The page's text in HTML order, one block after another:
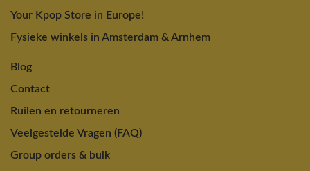
Your Kpop Store in Europe!
Fysieke winkels in Amsterdam & Arnhem
Blog
Contact
Ruilen en retourneren
Veelgestelde Vragen (FAQ)
Group orders & bulk